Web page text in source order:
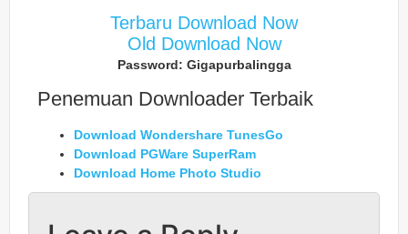
Terbaru Download Now
Old Download Now
Password: Gigapurbalingga
Penemuan Downloader Terbaik
Download Wondershare TunesGo
Download PGWare SuperRam
Download Home Photo Studio